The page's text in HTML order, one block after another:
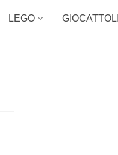
LEGO
GIOCATTOLI